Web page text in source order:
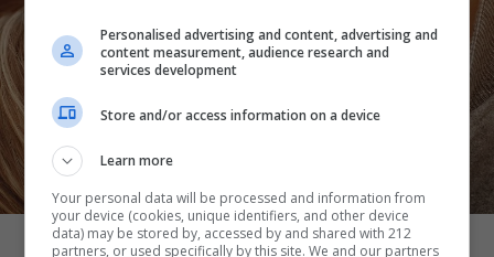
THE ART OF LIFE
Παγκόσμια Ημέρα για την Ηπατίτιδα: 8
Personalised advertising and content, advertising and
content measurement, audience research and
services development
Store and/or access information on a device
Learn more
Your personal data will be processed and information from
your device (cookies, unique identifiers, and other device
data) may be stored by, accessed by and shared with 212
partners, or used specifically by this site. We and our partners